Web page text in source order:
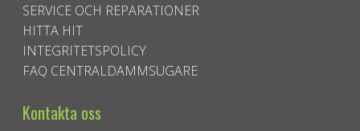
SERVICE OCH REPARATIONER
HITTA HIT
INTEGRITETSPOLICY
FAQ CENTRALDAMMSUGARE
Kontakta oss